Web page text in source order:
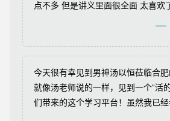
点不多 但是讲义里面很全面 太喜欢
今天很有幸见到男神汤以恒莅临合肥
就像汤老师说的一样，见到一个“活
们带来的这个学习平台！虽然我已经